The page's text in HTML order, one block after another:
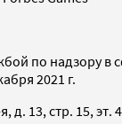
по надзору
2021 г.
д. 13, стр. 15, эт.